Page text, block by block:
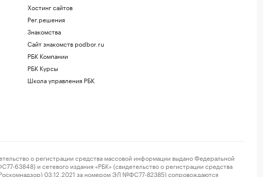
Хостинг сайтов
Рег.решения
Знакомства
Сайт знакомств podbor.ru
РБК Компании
РБК Курсы
Школа управления РБК
о регистрации средства массовой информации выдано Федеральной
63848) и сетевого издания «РБК» (свидетельство о регистрации средства
03.12.2021 за номером ЭЛ №ФС77-82385) сопровождаются